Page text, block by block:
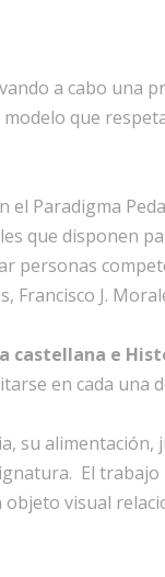
a cabo una
que
Paradigma
que disponen
Francisco J.
castellana e
en cada una
su
El
visual